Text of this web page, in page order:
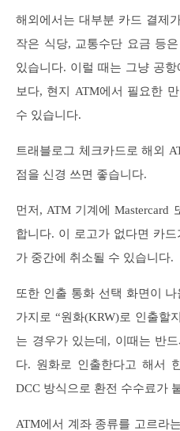
해외에서는 대부분 카드 결제
작은 식당, 교통수단 요금 등
있습니다. 이럴 때는 그냥 공
보다, 현지 ATM에서 필요한
수 있습니다.
트래블로그 체크카드로 해외
점을 신경 쓰면 좋습니다.
먼저, ATM 기계에 Mastercard
합니다. 이 로고가 없다면 카
가 중간에 취소될 수 있습니다.
또한 인출 통화 선택 화면이
가지로 “원화(KRW)로 인출할
는 경우가 있는데, 이때는 반
다. 원화로 인출한다고 해서
DCC 방식으로 환전 수수료가
ATM에서 계좌 종류를 고르라